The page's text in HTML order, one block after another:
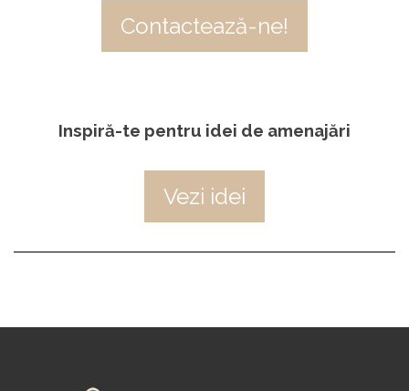
Contactează-ne!
Inspiră-te pentru idei de amenajări
Vezi idei